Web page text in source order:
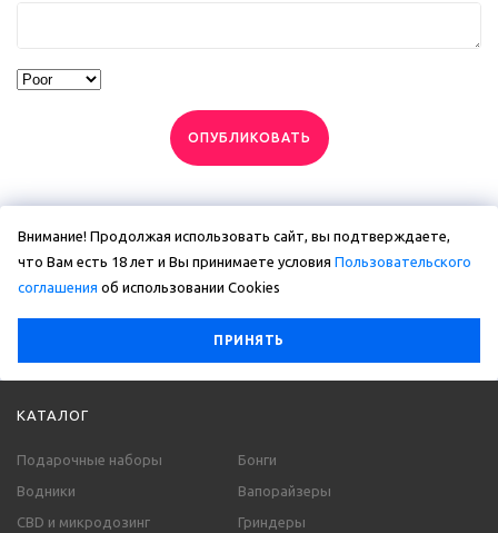
ОПУБЛИКОВАТЬ
Внимание! Продолжая использовать сайт, вы подтверждаете,
что Вам есть 18 лет и Вы принимаете условия Пользовательского
соглашения об использовании Сookies
ПРИНЯТЬ
КАТАЛОГ
Подарочные наборы
Бонги
Водники
Вапорайзеры
CBD и микродозинг
Гриндеры